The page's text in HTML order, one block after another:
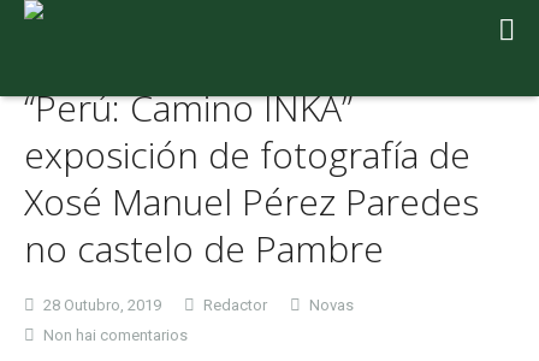
“Perú: Camino INKA”
exposición de fotografía de
Xosé Manuel Pérez Paredes
no castelo de Pambre
28 Outubro, 2019 Redactor
Novas
Non hai comentariosen